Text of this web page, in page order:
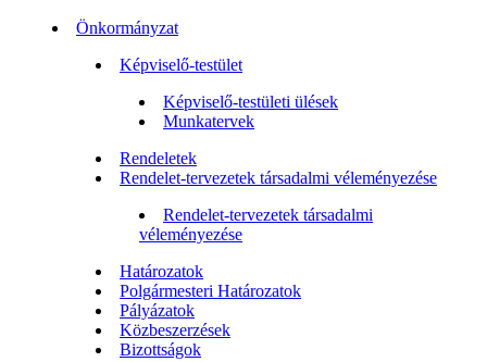
Önkormányzat
Képviselő-testület
Képviselő-testületi ülések
Munkatervek
Rendeletek
Rendelet-tervezetek társadalmi véleményezése
Rendelet-tervezetek társadalmi
véleményezése
Határozatok
Polgármesteri Határozatok
Pályázatok
Közbeszerzések
Bizottságok